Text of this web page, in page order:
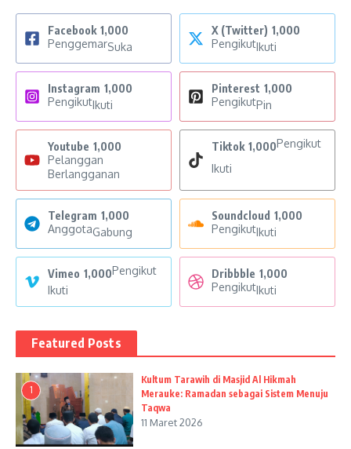
Facebook 1,000
PenggemarSuka
X (Twitter) 1,000
PengikutIkuti
Instagram 1,000
PengikutIkuti
Pinterest 1,000
PengikutPin
Youtube 1,000
Pelanggan
Berlangganan
Tiktok 1,000Pengikut
Ikuti
Telegram 1,000
AnggotaGabung
Soundcloud 1,000
PengikutIkuti
Vimeo 1,000Pengikut
Ikuti
Dribbble 1,000
PengikutIkuti
Featured Posts
1
Kultum Tarawih di Masjid Al Hikmah
Merauke: Ramadan sebagai Sistem Menuju
Taqwa
11 Maret 2026